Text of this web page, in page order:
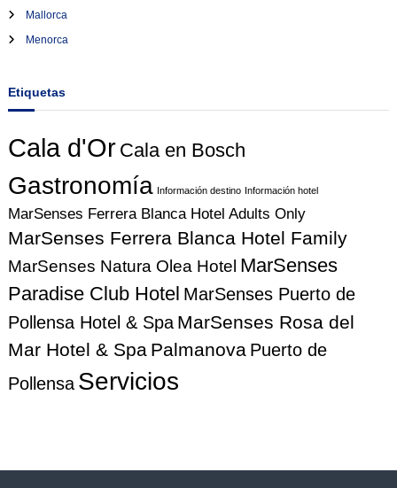
:
Mallorca
Menorca
Etiquetas
Cala d'Or Cala en Bosch
Gastronomía Información destino Información hotel
MarSenses Ferrera Blanca Hotel Adults Only
MarSenses Ferrera Blanca Hotel Family
MarSenses Natura Olea Hotel MarSenses
Paradise Club Hotel MarSenses Puerto de
Pollensa Hotel & Spa MarSenses Rosa del
Mar Hotel & Spa Palmanova Puerto de
Pollensa Servicios